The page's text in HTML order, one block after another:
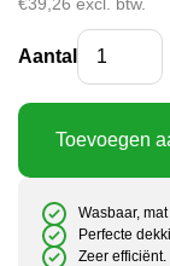
Aantal
Atlas
Toevoegen
Wasbaar,
Perfecte
Zeer efficiënt.